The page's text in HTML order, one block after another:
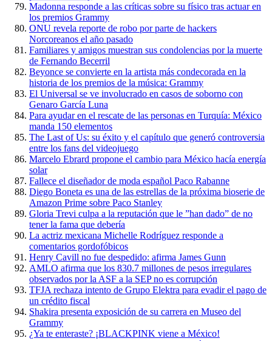
Madonna responde a las críticas sobre su físico tras actuar en
los premios Grammy
ONU revela reporte de robo por parte de hackers
Norcoreanos el año pasado
Familiares y amigos muestran sus condolencias por la muerte
de Fernando Becerril
Beyonce se convierte en la artista más condecorada en la
historia de los premios de la música: Grammy
El Universal se ve involucrado en casos de soborno con
Genaro García Luna
Para ayudar en el rescate de las personas en Turquía: México
manda 150 elementos
The Last of Us: su éxito y el capítulo que generó controversia
entre los fans del videojuego
Marcelo Ebrard propone el cambio para México hacía energía
solar
Fallece el diseñador de moda español Paco Rabanne
Diego Boneta es una de las estrellas de la próxima bioserie de
Amazon Prime sobre Paco Stanley
Gloria Trevi culpa a la reputación que le ”han dado” de no
tener la fama que debería
La actriz mexicana Michelle Rodríguez responde a
comentarios gordofóbicos
Henry Cavill no fue despedido: afirma James Gunn
AMLO afirma que los 830.7 millones de pesos irregulares
observados por la ASF a la SEP no es corrupción
TFJA rechaza intento de Grupo Elektra para evadir el pago de
un crédito fiscal
Shakira presenta exposición de su carrera en Museo del
Grammy
¿Ya te enteraste? ¡BLACKPINK viene a México!